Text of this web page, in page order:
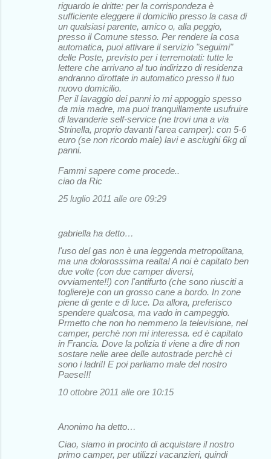
riguardo le dritte: per la corrispondeza è
sufficiente eleggere il domicilio presso la casa di
un qualsiasi parente, amico o, alla peggio,
presso il Comune stesso. Per rendere la cosa
automatica, puoi attivare il servizio "seguimi"
delle Poste, previsto per i terremotati: tutte le
lettere che arrivano al tuo indirizzo di residenza
andranno dirottate in automatico presso il tuo
nuovo domicilio.
Per il lavaggio dei panni io mi appoggio spesso
da mia madre, ma puoi tranquillamente usufruire
di lavanderie self-service (ne trovi una a via
Strinella, proprio davanti l'area camper): con 5-6
euro (se non ricordo male) lavi e asciughi 6kg di
panni.
Fammi sapere come procede..
ciao da Ric
25 luglio 2011 alle ore 09:29
gabriella ha detto…
l'uso del gas non è una leggenda metropolitana,
ma una dolorosssima realta! A noi è capitato ben
due volte (con due camper diversi,
ovviamente!!) con l'antifurto (che sono riusciti a
togliere)e con un grosso cane a bordo. In zone
piene di gente e di luce. Da allora, preferisco
spendere qualcosa, ma vado in campeggio.
Prmetto che non ho nemmeno la televisione, nel
camper, perchè non mi interessa. ed è capitato
in Francia. Dove la polizia ti viene a dire di non
sostare nelle aree delle autostrade perchè ci
sono i ladri!! E poi parliamo male del nostro
Paese!!!
10 ottobre 2011 alle ore 10:15
Anonimo ha detto…
Ciao, siamo in procinto di acquistare il nostro
primo camper, per utilizzi vacanzieri, quindi